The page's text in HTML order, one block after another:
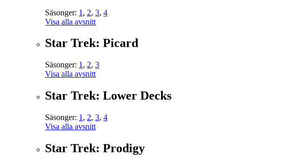
Säsonger: 1 , 2, 3, 4
Visa alla avsnitt
Star Trek: Picard
Säsonger: 1 , 2, 3
Visa alla avsnitt
Star Trek: Lower Decks
Säsonger: 1 , 2, 3, 4
Visa alla avsnitt
Star Trek: Prodigy